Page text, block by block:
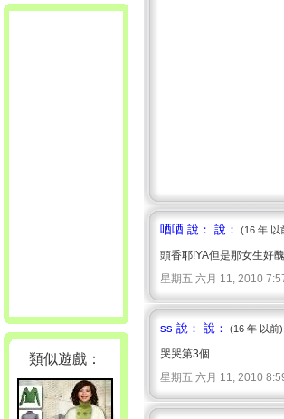
類似遊戲：
唒唒 說： 說： (16 年 以
頭香耶!YA但是那女生好
星期五 六月 11, 2010
ss 說： 說： (16 年 以前)
哭哭第3個
星期五 六月 11, 2010